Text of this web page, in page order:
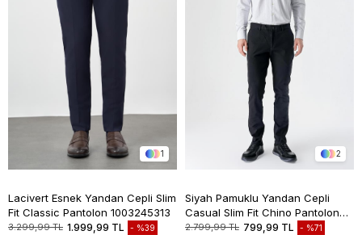
1
Lacivert Esnek Yandan Cepli Slim
Fit Classic Pantolon 1003245313
3.299,99 TL 1.999,99 TL %39
2
Siyah Pamuklu Yandan Cepli
Casual Slim Fit Chino Pantolon
1003235117
2.799,99 TL 799,99 TL %71